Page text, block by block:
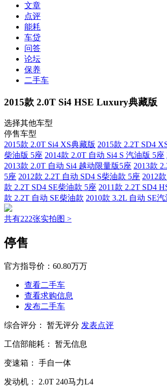
文章
点评
能耗
车贷
问答
论坛
保养
二手车
2015款 2.0T Si4 HSE Luxury典藏版
选择其他车型
停售车型
2015款 2.0T Si4 XS典藏版 2015款 2.2T SD4
柴油版 5座 2014款 2.0T 自动 Si4 S 汽油版 5座
2013款 2.0T 自动 Si4 越动限量版5座 2013款
5座 2012款 2.2T 自动 SD4 S柴油款 5座 2012
款 2.2T SD4 SE柴油款 5座 2011款 2.2T SD4
款 2.2T 自动 SE柴油款 2010款 3.2L 自动 SE
共有222张实拍图 >
停售
官方指导价： 60.80万万
查看二手车
查看求购信息
发布二手车
综合评分： 暂无评分 发表点评
工信部能耗： 暂无信息
变速箱： 手自一体
发动机： 2.0T 240马力L4